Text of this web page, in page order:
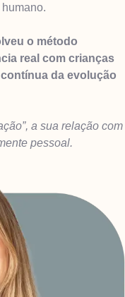
o método
real com crianças
da evolução
a sua relação com
pessoal.